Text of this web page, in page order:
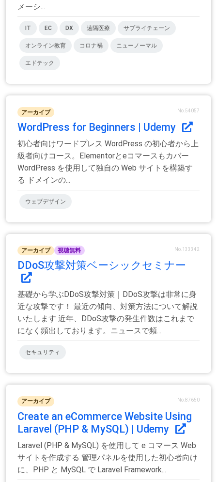
メーシ...
IT EC DX 遠隔医療 サプライチェーン
オンライン教育 コロナ禍 ニューノーマル
エドテック
アーカイブ No.54057
WordPress for Beginners | Udemy
初心者向けワードプレス WordPress の初心者から上
級者向けコース。Elementorとeコマースもカバー
WordPress を使用して独自の Web サイトを構築す
る ドメインの...
ウェブデザイン
アーカイブ 視聴無料 No.133342
DDoS攻撃対策ベーシックセミナー
基礎から学ぶDDoS攻撃対策｜DDoS攻撃は非常に身
近な攻撃です！ 最近の傾向、対策方法について解説
いたします 近年、DDoS攻撃の発生件数はこれまで
になく頻出しております。ニュースで頻...
セキュリティ
アーカイブ No.87650
Create an eCommerce Website Using
Laravel (PHP & MySQL) | Udemy
Laravel (PHP & MySQL) を使用して e コマース Web
サイトを作成する 管理パネルを使用した初心者向け
に、PHP と MySQL で Laravel Framework...